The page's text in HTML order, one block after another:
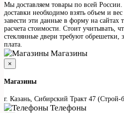
Мы доставляем товары по всей России.
доставки необходимо взять объем и
завести эти данные в форму на сайтах
расчета стоимости. Стоит учитывать,
стеклянные двери требуют обрешетки,
плата.
Магазины
×
Магазины
г. Казань, Сибирский Тракт 47 (Строй-
Телефоны